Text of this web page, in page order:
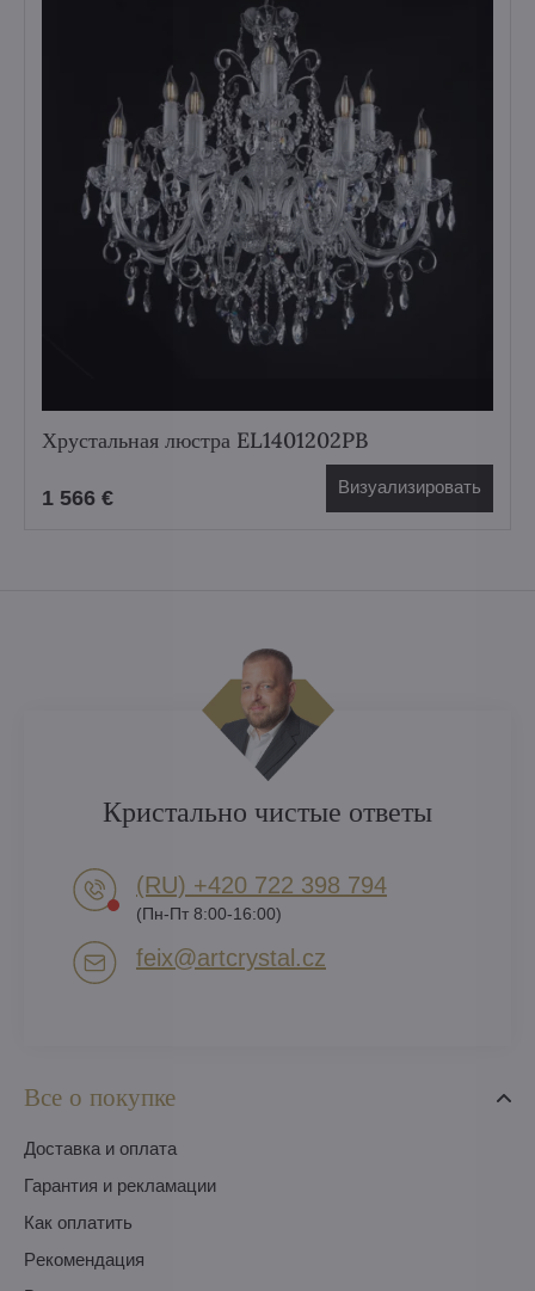
Хрустальная люстра EL1401202PB
1 566 € Визуализировать
Все о покупке
Доставка и оплата
Гарантия и рекламации
Как оплатить
Pекомендация
Кристально чистые ответы
(RU) +420 722 398 794​
(Пн-Пт 8:00-16:00)
feix​@artcrystal​.cz